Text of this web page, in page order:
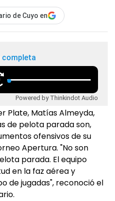
de Cuyo en
completa
Powered by Thinkindot Audio
Plate, Matías Almeyda,
de pelota parada son,
ofensivos de su
Apertura. "No son
parada. El equipo
en la faz aérea y
de jugadas", reconoció el